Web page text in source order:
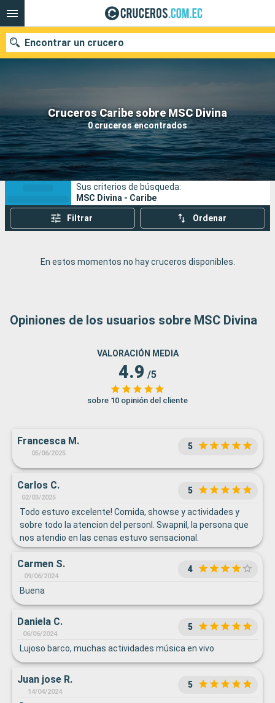
Cruceros Caribe sobre MSC Divina
0 cruceros encontrados
Encontrar un crucero
Nuestros destinos
Fecha de salida
Puertos Compañías
Buscar
Sus criterios de búsqueda:
MSC Divina - Caribe
Filtrar Ordenar
En estos momentos no hay cruceros disponibles.
Opiniones de los usuarios sobre MSC Divina
VALORACIÓN MEDIA
4.9 /5
sobre 10 opinión del cliente
Francesca M.
05/06/2025
5
Carlos C.
02/03/2025
5
Todo estuvo excelente! Comida, showse y actividades y
sobre todo la atencion del personl. Swapnil, la persona que
nos atendio en las cenas estuvo sensacional.
Carmen S.
09/06/2024
4
Buena
Daniela C.
06/06/2024
5
Lujoso barco, muchas actividades música en vivo
Juan jose R.
14/04/2024
5